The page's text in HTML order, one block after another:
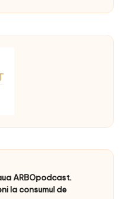
ARBOpodcast.
la consumul de